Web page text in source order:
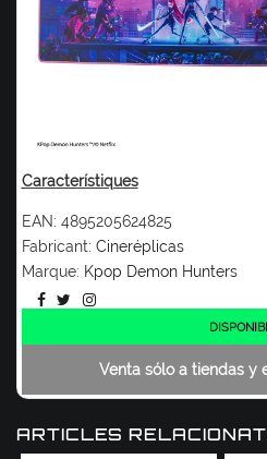
Característiques
EAN: 4895205624825
Fabricant: Cineréplicas
Marque: Kpop Demon Hunters
Venta sólo a tiendas y
ARTICLES